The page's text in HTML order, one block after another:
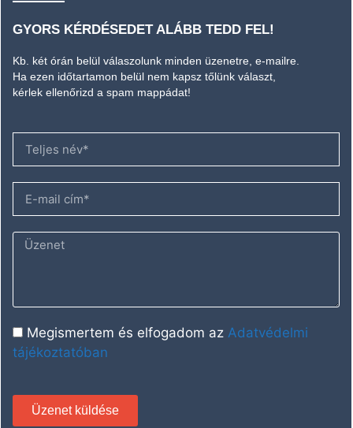
GYORS KÉRDÉSEDET ALÁBB TEDD FEL!
Kb. két órán belül válaszolunk minden üzenetre, e-mailre.
Ha ezen időtartamon belül nem kapsz tőlünk választ,
kérlek ellenőrizd a spam mappádat!
Megismertem és elfogadom az Adatvédelmi
tájékoztatóban
Üzenet küldése